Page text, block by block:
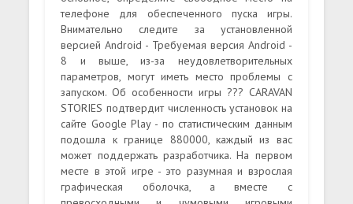
телефоне для обеспеченного пуска игры.
Внимательно следите за установленной
версией Android - Требуемая версия Android -
8 и выше, из-за неудовлетворительных
параметров, могут иметь место проблемы с
запуском. Об особенности игры ??? CARAVAN
STORIES подтвердит численность установок на
сайте Google Play - по статистическим данным
подошла к границе 880000, каждый из вас
может поддержать разработчика. На первом
месте в этой игре - это разумная и взрослая
графическая оболочка, а вместе с